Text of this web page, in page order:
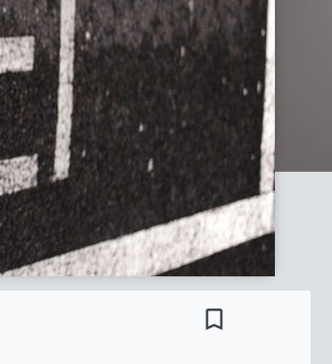
bookmark_border